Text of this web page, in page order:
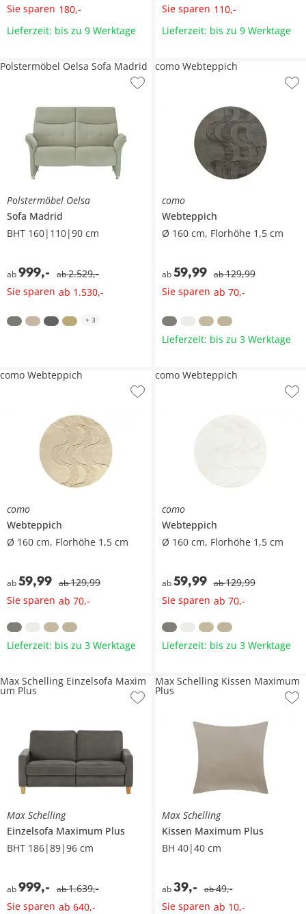
Sie sparen 180,-
Lieferzeit: bis zu 9 Werktage
Sie sparen 110,-
Lieferzeit: bis zu 9 Werktage
Polstermöbel Oelsa
Sofa Madrid
BHT 160|110|90 cm
ab999,- ab2.529,-
Sie sparen ab 1.530,-
Polstermöbel Oelsa Sofa Madrid
+ 3
como
Webteppich
Ø 160 cm, Florhöhe 1,5 cm
ab 59,99 ab129,99
Sie sparen ab 70,-
como Webteppich
Lieferzeit: bis zu 3 Werktage
como
Webteppich
Ø 160 cm, Florhöhe 1,5 cm
ab59,99 ab129,99
Sie sparen ab 70,-
como Webteppich
Lieferzeit: bis zu 3 Werktage
como
Webteppich
Ø 160 cm, Florhöhe 1,5 cm
ab 59,99 ab129,99
Sie sparen ab 70,-
como Webteppich
Lieferzeit: bis zu 3 Werktage
Max Schelling
Einzelsofa Maximum Plus
BHT 186|89|96 cm
ab999,- ab1.639,-
Sie sparen ab 640,-
Max Schelling Einzelsofa Maxim
um Plus
Max Schelling
Kissen Maximum Plus
BH 40|40 cm
ab 39,- ab49,-
Sie sparen ab 10,-
Max Schelling Kissen Maximum
Plus